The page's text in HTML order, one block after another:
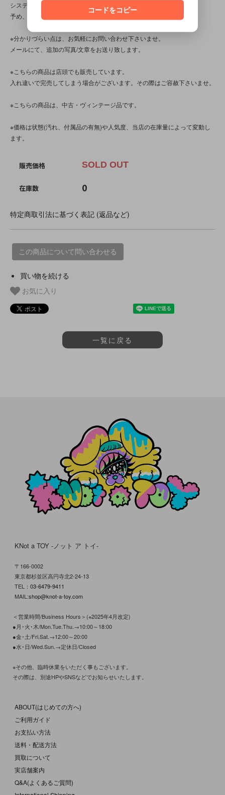
システム上の問題で、３枚以上は確認出来ません。
予め、ご了承下さいませ。)
※分かりづらい点は、お気軽にお問い合わせ下さいませ。
メールにて、追加の写真/文章をお送り致します。
※こちらの商品は店頭でも販売しています。
入れ違いで完売してしまう場合がございます。その際はご容赦下さいませ。
※こちらの商品は、中古・ヴィンテージ品です。
※価格は状態(汚れ、付属品の有無)や人気度、当店の在庫量によって変動し
ます。
販売価格 SOLD OUT
在庫数 0
特定商取引法に基づく表記 (返品など)
この商品について問い合わせる
買い物を続ける
お気に入り
一覧に戻る
KNot a TOY -ノット ア トイ-
〒166-0002
東京都杉並区高円寺北2-24-13
TEL： 03-6479-9411
MAIL:shop@knot-a-toy.com
＜営業時間/Business Hours＞(※2025年4月改定)
●月･火･木/Mon.Tue.Thu.→10:00～18:00
●金･土/Fri.Sat.→12:00～20:00
●水･日/Wed.Sun.→定休日/Closed
※その他、臨時休業をいただく事もございます。
その際は、別途HPやSNSなどでお知らせいたします。
ABOUT(はじめての方へ)
ご利用ガイド
お支払い方法
送料・配送方法
買取について
実店舗案内
Q&A(よくあるご質問)
コードをコピー